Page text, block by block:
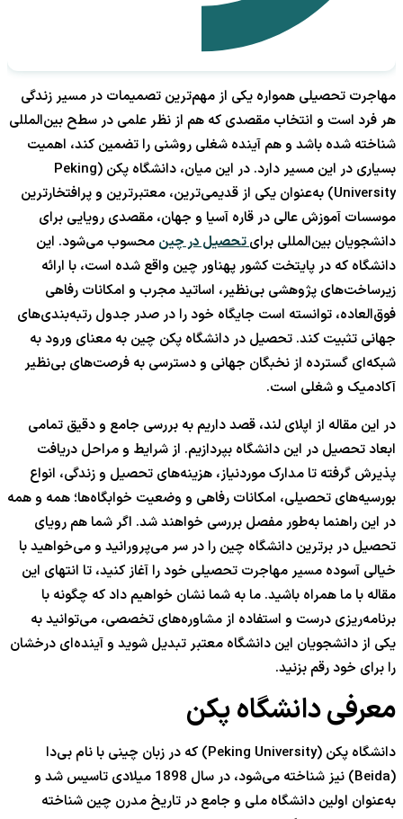
مهاجرت تحصیلی همواره یکی از مهم‌ترین تصمیمات در مسیر زندگی
هر فرد است و انتخاب مقصدی که هم از نظر علمی در سطح بین‌المللی
شناخته شده باشد و هم آینده شغلی روشنی را تضمین کند، اهمیت
بسیاری در این مسیر دارد. در این میان، دانشگاه پکن (Peking
University) به‌عنوان یکی از قدیمی‌ترین، معتبرترین و پرافتخارترین
موسسات آموزش عالی در قاره آسیا و جهان، مقصدی رویایی برای
دانشجویان بین‌المللی برایتحصیل در چین محسوب می‌شود. این
دانشگاه که در پایتخت کشور پهناور چین واقع شده است، با ارائه
زیرساخت‌های پژوهشی بی‌نظیر، اساتید مجرب و امکانات رفاهی
فوق‌العاده، توانسته است جایگاه خود را در صدر جدول رتبه‌بندی‌های
جهانی تثبیت کند. تحصیل در دانشگاه پکن چین به معنای ورود به
شبکه‌ای گسترده از نخبگان جهانی و دسترسی به فرصت‌های بی‌نظیر
آکادمیک و شغلی است.
در این مقاله از اپلای لند، قصد داریم به بررسی جامع و دقیق تمامی
ابعاد تحصیل در این دانشگاه بپردازیم. از شرایط و مراحل دریافت
پذیرش گرفته تا مدارک موردنیاز، هزینه‌های تحصیل و زندگی، انواع
بورسیه‌های تحصیلی، امکانات رفاهی و وضعیت خوابگاه‌ها؛ همه و همه
در این راهنما به‌طور مفصل بررسی خواهند شد. اگر شما هم رویای
تحصیل در برترین دانشگاه چین را در سر می‌پرورانید و می‌خواهید با
خیالی آسوده مسیر مهاجرت تحصیلی خود را آغاز کنید، تا انتهای این
مقاله با ما همراه باشید. ما به شما نشان خواهیم داد که چگونه با
برنامه‌ریزی درست و استفاده از مشاوره‌های تخصصی، می‌توانید به
یکی از دانشجویان این دانشگاه معتبر تبدیل شوید و آینده‌ای درخشان
را برای خود رقم بزنید.
معرفی دانشگاه پکن
دانشگاه پکن (Peking University) که در زبان چینی با نام بی‌دا
(Beida) نیز شناخته می‌شود، در سال 1898 میلادی تاسیس شد و
به‌عنوان اولین دانشگاه ملی و جامع در تاریخ مدرن چین شناخته